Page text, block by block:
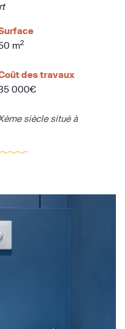
m2
des travaux
000€
siècle situé à